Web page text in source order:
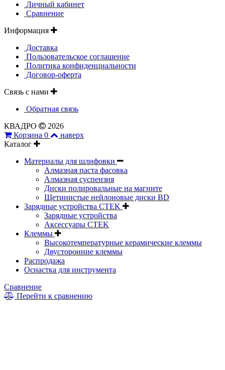
Личный кабинет
Сравнение
Информация
Доставка
Пользовательское соглашение
Политика конфиденциальности
Договор-оферта
Связь с нами
Обратная связь
КВАДРО
2026
Корзина 0
наверх
Каталог
Материалы для шлифовки
Алмазная паста фасовка
Алмазная суспензия
Диски полировальные на магните
Щетинистые нейлоновые диски BD
Зарядные устройства CTEK
Зарядные устройства
Аксессуары CTEK
Клеммы
Высокотемпературные керамические клеммы
Двусторонние клеммы
Распродажа
Оснастка для инструмента
Сравнение
Перейти к сравнению